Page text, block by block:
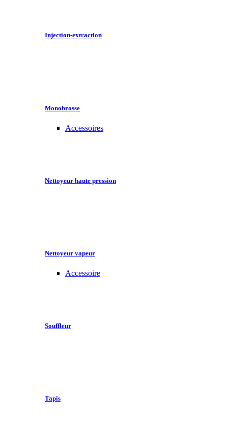
Injection-extraction
Monobrosse
Accessoires
Nettoyeur haute pression
Nettoyeur vapeur
Accessoire
Souffleur
Tapis